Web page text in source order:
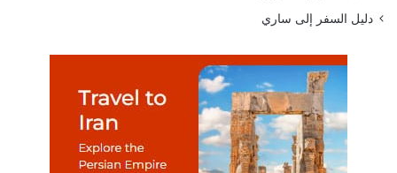
دليل السفر إلى ساري